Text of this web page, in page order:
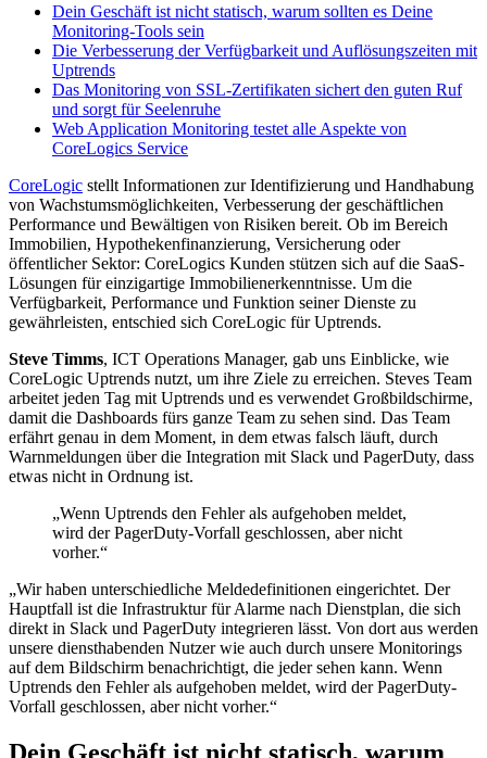
Dein Geschäft ist nicht statisch, warum sollten es Deine
Monitoring-Tools sein
Die Verbesserung der Verfügbarkeit und Auflösungszeiten mit
Uptrends
Das Monitoring von SSL-Zertifikaten sichert den guten Ruf
und sorgt für Seelenruhe
Web Application Monitoring testet alle Aspekte von
CoreLogics Service
CoreLogic stellt Informationen zur Identifizierung und Handhabung
von Wachstumsmöglichkeiten, Verbesserung der geschäftlichen
Performance und Bewältigen von Risiken bereit. Ob im Bereich
Immobilien, Hypothekenfinanzierung, Versicherung oder
öffentlicher Sektor: CoreLogics Kunden stützen sich auf die SaaS-
Lösungen für einzigartige Immobilienerkenntnisse. Um die
Verfügbarkeit, Performance und Funktion seiner Dienste zu
gewährleisten, entschied sich CoreLogic für Uptrends.
Steve Timms, ICT Operations Manager, gab uns Einblicke, wie
CoreLogic Uptrends nutzt, um ihre Ziele zu erreichen. Steves Team
arbeitet jeden Tag mit Uptrends und es verwendet Großbildschirme,
damit die Dashboards fürs ganze Team zu sehen sind. Das Team
erfährt genau in dem Moment, in dem etwas falsch läuft, durch
Warnmeldungen über die Integration mit Slack und PagerDuty, dass
etwas nicht in Ordnung ist.
„Wenn Uptrends den Fehler als aufgehoben meldet,
wird der PagerDuty-Vorfall geschlossen, aber nicht
vorher.“
„Wir haben unterschiedliche Meldedefinitionen eingerichtet. Der
Hauptfall ist die Infrastruktur für Alarme nach Dienstplan, die sich
direkt in Slack und PagerDuty integrieren lässt. Von dort aus werden
unsere diensthabenden Nutzer wie auch durch unsere Monitorings
auf dem Bildschirm benachrichtigt, die jeder sehen kann. Wenn
Uptrends den Fehler als aufgehoben meldet, wird der PagerDuty-
Vorfall geschlossen, aber nicht vorher.“
Dein Geschäft ist nicht statisch, warum